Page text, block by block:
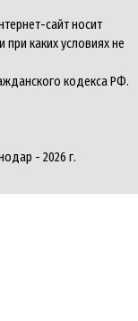
сайт носит
каких условиях не
кодекса РФ.
- 2026 г.